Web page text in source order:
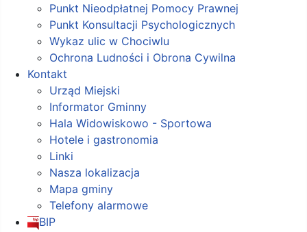
Punkt Nieodpłatnej Pomocy Prawnej
Punkt Konsultacji Psychologicznych
Wykaz ulic w Chociwlu
Ochrona Ludności i Obrona Cywilna
Kontakt
Urząd Miejski
Informator Gminny
Hala Widowiskowo - Sportowa
Hotele i gastronomia
Linki
Nasza lokalizacja
Mapa gminy
Telefony alarmowe
BIP